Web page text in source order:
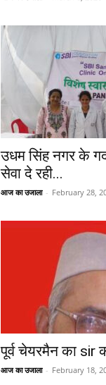
उधम सिंह नगर के
सेवा दे रही...
आज का उजाला - February 28,
पूर्व चेयरमैन का sir
आज का उजाला - February 18,